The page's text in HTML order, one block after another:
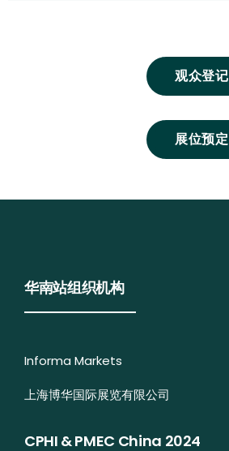
观众登记
展位预定
华南站组织机构
Informa Markets
上海博华国际展览有限公司
CPHI & PMEC China 2024